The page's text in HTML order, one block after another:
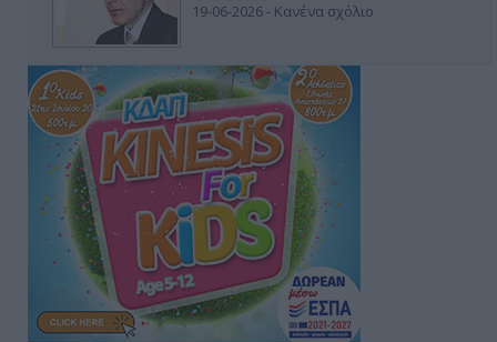
19-06-2026 - Κανένα σχόλιο